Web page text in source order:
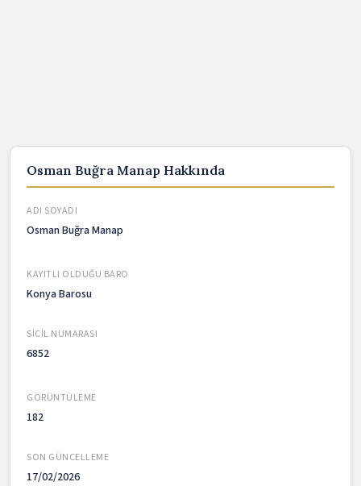
Osman Buğra Manap Hakkında
ADI SOYADI
Osman Buğra Manap
KAYITLI OLDUĞU BARO
Konya Barosu
SICIL NUMARASI
6852
GÖRÜNTÜLEME
182
SON GÜNCELLEME
17/02/2026